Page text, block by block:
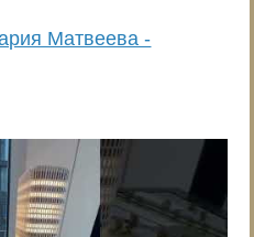
Матвеева -